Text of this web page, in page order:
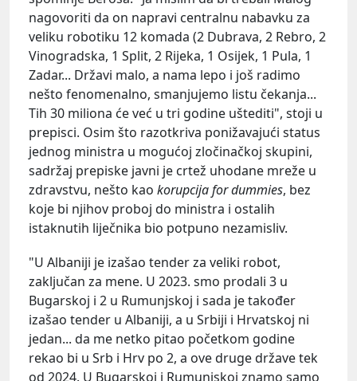
nagovoriti da on napravi centralnu nabavku za
veliku robotiku 12 komada (2 Dubrava, 2 Rebro, 2
Vinogradska, 1 Split, 2 Rijeka, 1 Osijek, 1 Pula, 1
Zadar... Državi malo, a nama lepo i još radimo
nešto fenomenalno, smanjujemo listu čekanja...
Tih 30 miliona će već u tri godine uštediti", stoji u
prepisci. Osim što razotkriva ponižavajući status
jednog ministra u mogućoj zločinačkoj skupini,
sadržaj prepiske javni je crtež uhodane mreže u
zdravstvu, nešto kao korupcija for dummies, bez
koje bi njihov proboj do ministra i ostalih
istaknutih liječnika bio potpuno nezamisliv.
"U Albaniji je izašao tender za veliki robot,
zaključan za mene. U 2023. smo prodali 3 u
Bugarskoj i 2 u Rumunjskoj i sada je također
izašao tender u Albaniji, a u Srbiji i Hrvatskoj ni
jedan... da me netko pitao početkom godine
rekao bi u Srb i Hrv po 2, a ove druge države tek
od 2024. U Bugarskoj i Rumunjskoj znamo samo